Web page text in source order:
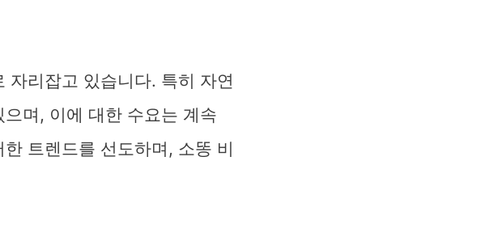
자리잡고 있습니다. 특히 자연
며, 이에 대한 수요는 계속
트렌드를 선도하며, 소똥 비